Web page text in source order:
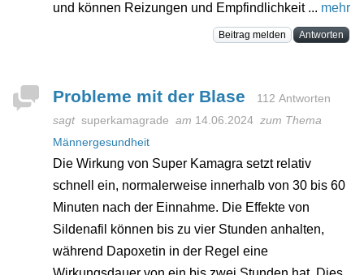
und können Reizungen und Empfindlichkeit ... mehr
Beitrag melden Antworten
Probleme mit der Blase
112 Antworten
sagt superkamagrade am 14.06.2024 zum Thema
Männergesundheit
Die Wirkung von Super Kamagra setzt relativ
schnell ein, normalerweise innerhalb von 30 bis 60
Minuten nach der Einnahme. Die Effekte von
Sildenafil können bis zu vier Stunden anhalten,
während Dapoxetin in der Regel eine